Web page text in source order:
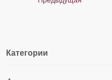
Категории